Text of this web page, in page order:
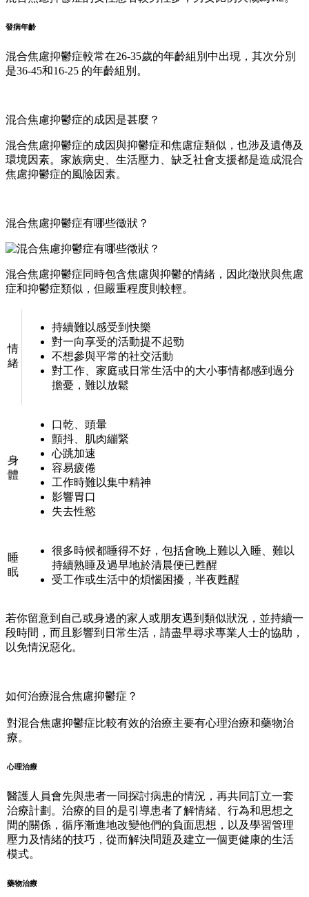
發病年齡
混合焦慮抑鬱症較常在26-35歲的年齡組別中出現，其次分別
是36-45和16-25 的年齡組別。
混合焦慮抑鬱症的成因是甚麼？
混合焦慮抑鬱症的成因與抑鬱症和焦慮症類似，也涉及遺傳及
環境因素。家族病史、生活壓力、缺乏社會支援都是造成混合
焦慮抑鬱症的風險因素。
混合焦慮抑鬱症有哪些徵狀？
混合焦慮抑鬱症同時包含焦慮與抑鬱的情緒，因此徵狀與焦慮
症和抑鬱症類似，但嚴重程度則較輕。
情
緒
持續難以感受到快樂
對一向享受的活動提不起勁
不想參與平常的社交活動
對工作、家庭或日常生活中的大小事情都感到過分
擔憂，難以放鬆
身
體
口乾、頭暈
顫抖、肌肉繃緊
心跳加速
容易疲倦
工作時難以集中精神
影響胃口
失去性慾
睡
眠
很多時候都睡得不好，包括會晚上難以入睡、難以
持續熟睡及過早地於清晨便已甦醒
受工作或生活中的煩惱困擾，半夜甦醒
若你留意到自己或身邊的家人或朋友遇到類似狀況，並持續一
段時間，而且影響到日常生活，請盡早尋求專業人士的協助，
以免情況惡化。
如何治療混合焦慮抑鬱症？
對混合焦慮抑鬱症比較有效的治療主要有心理治療和藥物治
療。
心理治療
醫護人員會先與患者一同探討病患的情況，再共同訂立一套
治療計劃。治療的目的是引導患者了解情緒、行為和思想之
間的關係，循序漸進地改變他們的負面思想，以及學習管理
壓力及情緒的技巧，從而解決問題及建立一個更健康的生活
模式。
藥物治療